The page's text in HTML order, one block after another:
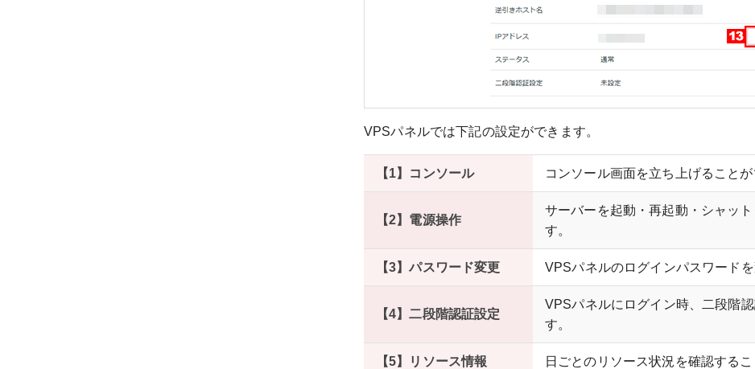
VPSパネルでは下記の設定ができます。
【1】コンソール コンソール画面を立ち上げることが
【2】電源操作
サーバーを起動・再起動・シャッ
す。
【3】パスワード変更 VPSパネルのログインパスワード
【4】二段階認証設定
VPSパネルにログイン時、二段階
す。
【5】リソース情報 日ごとのリソース状況を確認するこ